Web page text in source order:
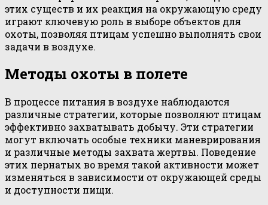
этих существ и их реакция на окружающую среду
играют ключевую роль в выборе объектов для
охоты, позволяя птицам успешно выполнять свои
задачи в воздухе.
Методы охоты в полете
В процессе питания в воздухе наблюдаются
различные стратегии, которые позволяют птицам
эффективно захватывать добычу. Эти стратегии
могут включать особые техники маневрирования
и различные методы захвата жертвы. Поведение
этих пернатых во время такой активности может
изменяться в зависимости от окружающей среды
и доступности пищи.